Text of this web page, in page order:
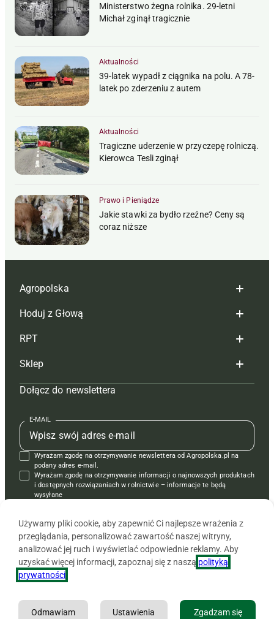
Ministerstwo żegna rolnika. 29-letni
Michał zginął tragicznie
Aktualności
39-latek wypadł z ciągnika na polu. A 78-
latek po zderzeniu z autem
Aktualności
Tragiczne uderzenie w przyczepę rolniczą.
Kierowca Tesli zginął
Prawo i Pieniądze
Jakie stawki za bydło rzeźne? Ceny są
coraz niższe
Agropolska
Redakcja
Reklama
Tagi
Mapa serwisu
Kontakt
Regulamin
Polityka prywatności
Hoduj z Głową
Hoduj z głową bydło
Hoduj z głową świnie
Prenumerata
Redakcja
Kontakt
Reklama
RPT
Redakcja
Prenumerata
Reklama
Kontakt
Krzyżówki
Sklep
Czasopisma i prenumerata
Książki
Regulamin
Dołącz do newslettera
E-MAIL
Wyrażam zgodę na otrzymywanie newslettera od Agropolska.pl na
podany adres e-mail.
Wyrażam zgodę na otrzymywanie informacji o najnowszych produktach
i dostępnych rozwiązaniach w rolnictwie – informacje te będą
wysyłane
Copyright © 2026 Agencja Promocji Rolnictwa i Agrobiznesu APRA
Używamy pliki cookie, aby zapewnić Ci najlepsze wrażenia z
przeglądania, personalizować zawartość naszej witryny,
analizować jej ruch i wyświetlać odpowiednie reklamy. Aby
uzyskać więcej informacji, zapoznaj się z naszą polityką
prywatności
Zgadzam się
Ustawienia
Odmawiam